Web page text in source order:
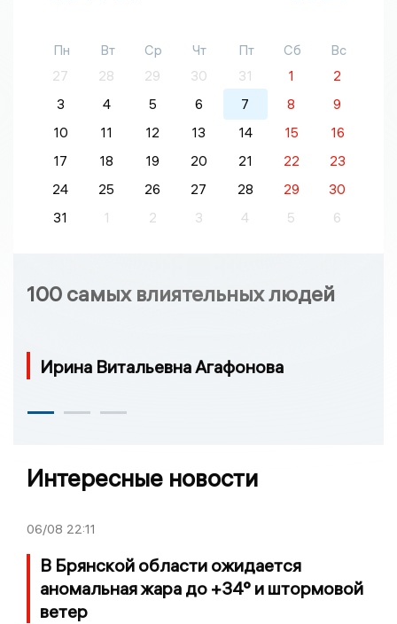
Пн Вт Ср Чт Пт Сб
Вс
27
28 29 30 31 1
2
3
4 5 6 7 8
9
10
11 12 13 14 15
16
17
18 19 20 21 22
23
24
25 26 27 28 29
30
31
1 2 3 4 5 6
100 самых влиятельных людей
Ирина Витальевна Агафонова
Интересные новости
06/08 22:11
В Брянской области ожидается
аномальная жара до +34° и штормовой
ветер